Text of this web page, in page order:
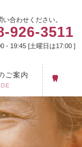
い合わせください。
926-3511
- 19:45 [土曜日は17:00 ]
ご案内